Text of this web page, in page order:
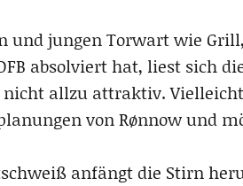
und jungen Torwart wie
absolviert hat, liest sich
allzu attraktiv.
von Rønnow und
anfängt die Stirn